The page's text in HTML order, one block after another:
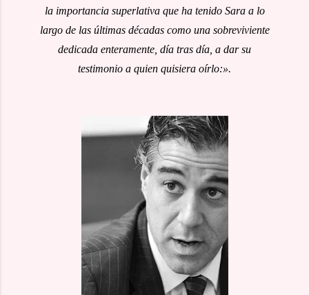
la importancia superlativa que ha tenido Sara a lo
largo de las últimas décadas como una sobreviviente
dedicada enteramente, día tras día, a dar su
testimonio a quien quisiera oírlo:».